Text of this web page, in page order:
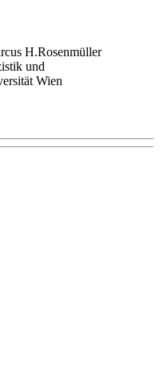
H.Rosenmüller
und
Wien